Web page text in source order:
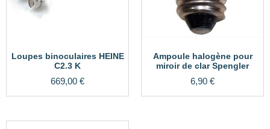
Loupes binoculaires HEINE
C2.3 K
669,00 €
Ampoule halogène pour
miroir de clar Spengler
6,90 €